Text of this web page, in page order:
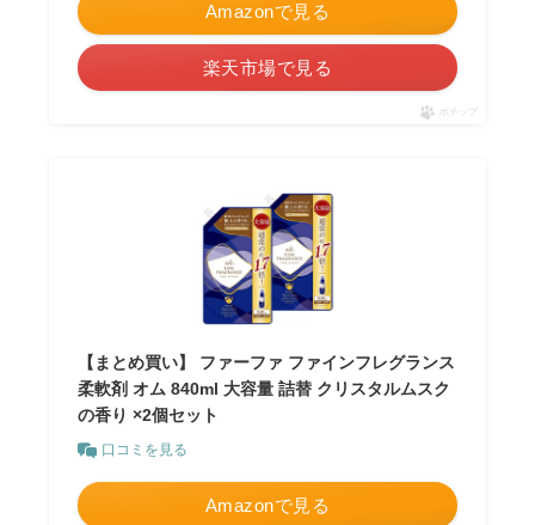
Amazonで見る
楽天市場で見る
ポチップ
【まとめ買い】 ファーファ ファインフレグランス
柔軟剤 オム 840ml 大容量 詰替 クリスタルムスク
の香り ×2個セット
口コミを見る
Amazonで見る